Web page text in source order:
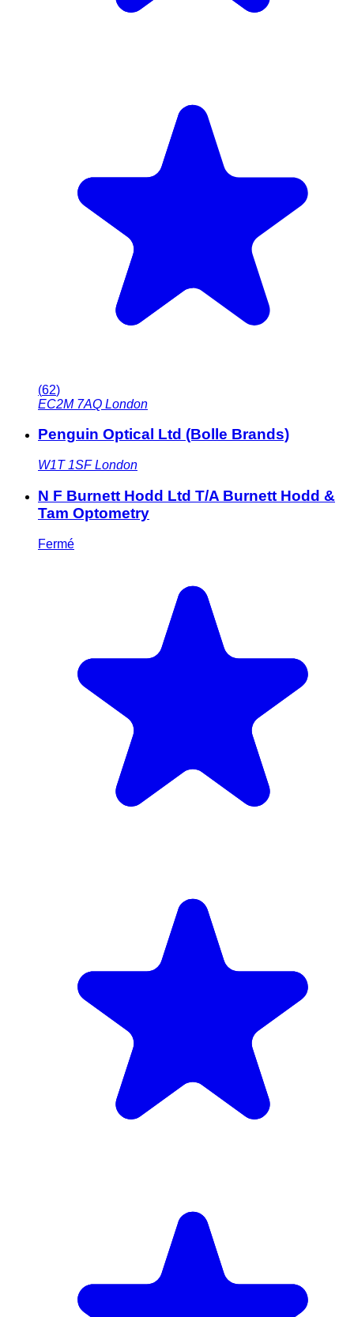
(62)
EC2M 7AQ London
Penguin Optical Ltd (Bolle Brands)
W1T 1SF London
N F Burnett Hodd Ltd T/A Burnett Hodd &
Tam Optometry
Fermé